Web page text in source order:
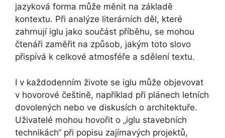
jazyková forma může měnit na základě
kontextu. Při analýze literárních děl, které
zahrnují iglu jako součást příběhu, se mohou
čtenáři zaměřit na způsob, jakým toto slovo
přispívá k celkové atmosféře a sdělení textu.
I v každodenním živote se iglu může objevovat
v hovorové češtině, například při plánech letních
dovolených nebo ve diskusích o architektuře.
Uživatelé mohou hovořit o „iglu stavebních
technikách“ při popisu zajímavých projektů,